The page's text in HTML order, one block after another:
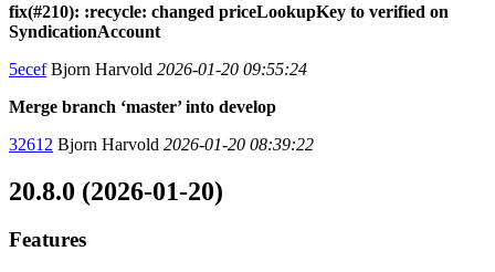
fix(#210): :recycle: changed priceLookupKey to verified on
SyndicationAccount
5ecefBjorn Harvold 2026-01-20 09:55:24
Merge branch ‘master’ into develop
32612 Bjorn Harvold 2026-01-20 08:39:22
20.8.0 (2026-01-20)
Features